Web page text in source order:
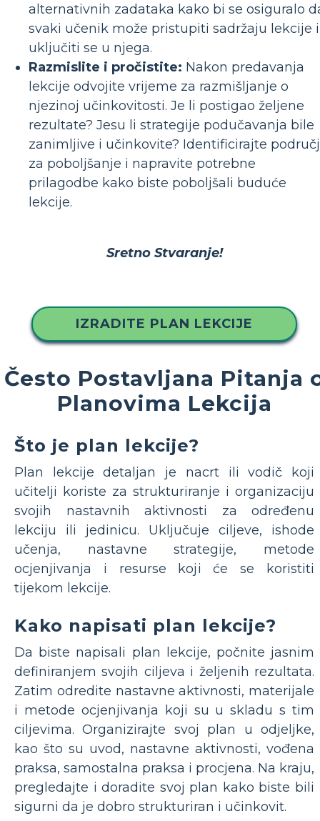
alternativnih zadataka kako bi se osiguralo
svaki učenik može pristupiti sadržaju lekcije i
uključiti se u njega.
Razmislite i pročistite: Nakon predavanja
lekcije odvojite vrijeme za razmišljanje o
njezinoj učinkovitosti. Je li postigao željene
rezultate? Jesu li strategije podučavanja bile
zanimljive i učinkovite? Identificirajte
za poboljšanje i napravite potrebne
prilagodbe kako biste poboljšali buduće
lekcije.
Sretno Stvaranje!
IZRADITE PLAN LEKCIJE
Često Postavljana Pitanja
Planovima Lekcija
Što je plan lekcije?
Plan lekcije detaljan je nacrt ili vodič koji
učitelji koriste za strukturiranje i organizaciju
svojih nastavnih aktivnosti za određenu
lekciju ili jedinicu. Uključuje ciljeve, ishode
učenja, nastavne strategije, metode
ocjenjivanja i resurse koji će se koristiti
tijekom lekcije.
Kako napisati plan lekcije?
Da biste napisali plan lekcije, počnite jasnim
definiranjem svojih ciljeva i željenih rezultata.
Zatim odredite nastavne aktivnosti, materijale
i metode ocjenjivanja koji su u skladu s tim
ciljevima. Organizirajte svoj plan u odjeljke,
kao što su uvod, nastavne aktivnosti, vođena
praksa, samostalna praksa i procjena. Na kraju,
pregledajte i doradite svoj plan kako biste bili
sigurni da je dobro strukturiran i učinkovit.